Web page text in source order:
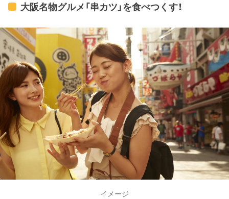
大阪名物グルメ「串カツ」を食べつくす！
イメージ